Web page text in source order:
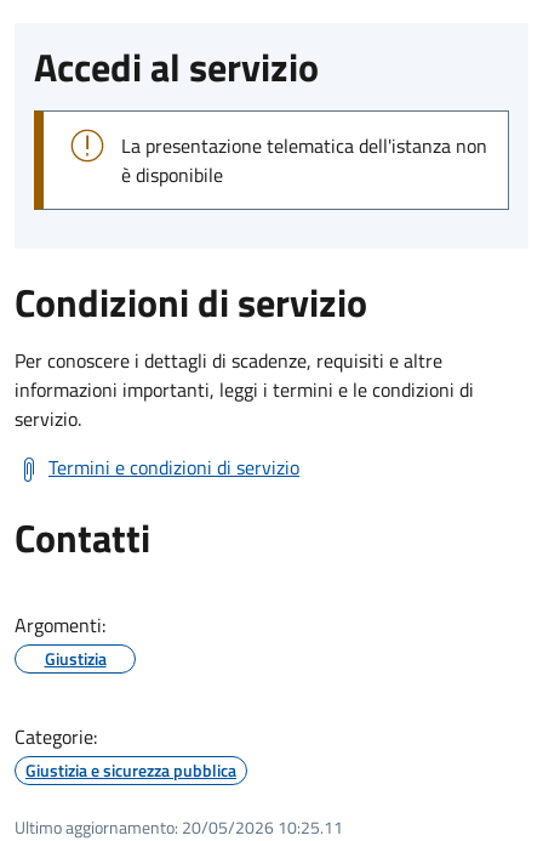
Accedi al servizio
La presentazione telematica dell'istanza non
è disponibile
Condizioni di servizio
Per conoscere i dettagli di scadenze, requisiti e altre
informazioni importanti, leggi i termini e le condizioni di
servizio.
Termini e condizioni di servizio
Contatti
Argomenti:
Giustizia
Categorie:
Giustizia e sicurezza pubblica
Ultimo aggiornamento: 20/05/2026 10:25.11